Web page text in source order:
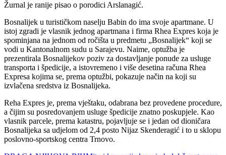
Žurnal je ranije pisao o porodici Arslanagić.
Bosnalijek u turističkom naselju Babin do ima svoje apartmane. U
istoj zgradi je vlasnik jednog apartmana i firma Rhea Expres koja je
spominjana na jednom od ročišta u predmetu „Bosnalijek“ koji se
vodi u Kantonalnom sudu u Sarajevu. Naime, optužba je
prezentirala Bosnalijekov poziv za dostavljanje ponude za usluge
transporta i špedicije, a istovremeno i više desetina računa Rhea
Expresa kojima se, prema optužbi, pokazuje način na koji su
izvlačena sredstva iz Bosnalijeka.
Reha Expres je, prema vještaku, odabrana bez provedene procedure,
a čijim su posredovanjem usluge špedicije znatno poskupjele. Kao
vlasnik parcele, prema katastru, pojavljuje se i jedan od dioničara
Bosnalijeka sa udjelom od 2,4 posto Nijaz Skenderagić i to u sklopu
poslovno-sportskog centra Trnovo.